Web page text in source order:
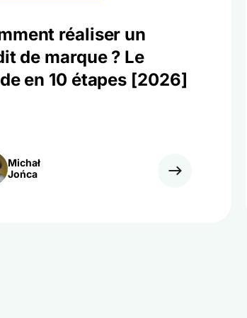
réaliser un
de marque ? Le
en 10 étapes [2026]
Michał
Jońca